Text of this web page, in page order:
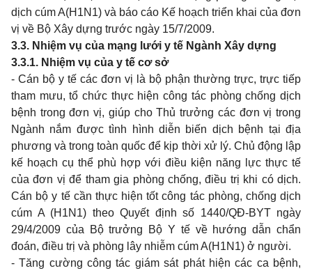
dịch cúm A(H1N1) và báo cáo Kế hoạch triển khai của đơn
vị về Bộ Xây dựng trước ngày 15/7/2009.
3.3. Nhiệm vụ của mạng lưới y tế Ngành Xây dựng
3.3.1. Nhiệm vụ của y tế cơ sở
- Cán bộ y tế các đơn vị là bộ phận thường trực, trực tiếp
tham mưu, tổ chức thực hiện công tác phòng chống dịch
bệnh trong đơn vị, giúp cho Thủ trưởng các đơn vị trong
Ngành nắm được tình hình diễn biến dịch bệnh tại địa
phương và trong toàn quốc để kịp thời xử lý. Chủ động lập
kế hoạch cụ thể phù hợp với điều kiện năng lực thực tế
của đơn vị để tham gia phòng chống, điều trị khi có dịch.
Cán bộ y tế cần thực hiện tốt công tác phòng, chống dịch
cúm A (H1N1) theo Quyết định số 1440/QĐ-BYT ngày
29/4/2009 của Bộ trưởng Bộ Y tế về hướng dẫn chẩn
đoán, điều trị và phòng lây nhiễm cúm A(H1N1) ở người.
- Tăng cường công tác giám sát phát hiện các ca bệnh,